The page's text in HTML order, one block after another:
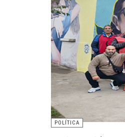
POLÍTICA